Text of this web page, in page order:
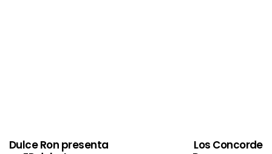
Dulce Ron presenta
Los Concorde